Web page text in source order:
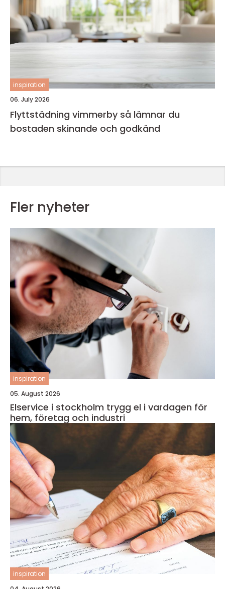
inspiration
06. July 2026
Flyttstädning vimmerby så lämnar du
bostaden skinande och godkänd
Fler nyheter
inspiration
05. August 2026
Elservice i stockholm trygg el i vardagen för
hem, företag och industri
inspiration